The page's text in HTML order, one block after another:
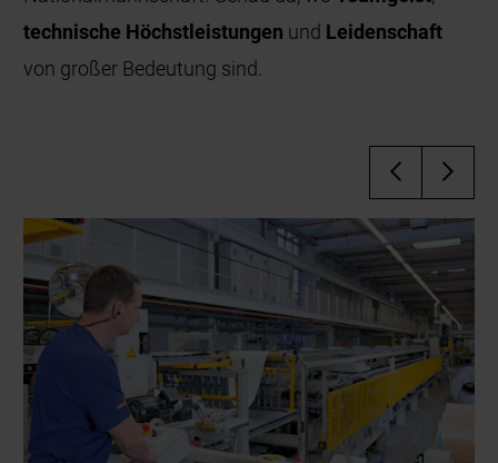
technische Höchstleistungen und Leidenschaft
von großer Bedeutung sind.